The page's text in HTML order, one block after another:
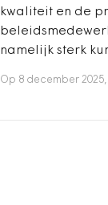
kwaliteit en de
namelijk sterk
Op 8 december 2025,